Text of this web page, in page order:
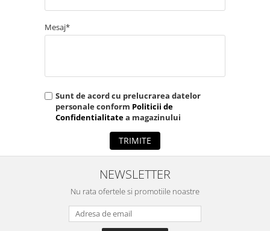
Mesaj*
Sunt de acord cu prelucrarea datelor
personale conform Politicii de
Confidentialitatea magazinului
TRIMITE
NEWSLETTER
Nu rata ofertele si promotiile noastre